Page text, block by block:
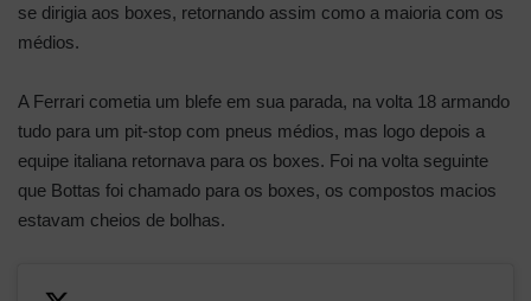
se dirigia aos boxes, retornando assim como a maioria com os
médios.
A Ferrari cometia um blefe em sua parada, na volta 18 armando
tudo para um pit-stop com pneus médios, mas logo depois a
equipe italiana retornava para os boxes. Foi na volta seguinte
que Bottas foi chamado para os boxes, os compostos macios
estavam cheios de bolhas.